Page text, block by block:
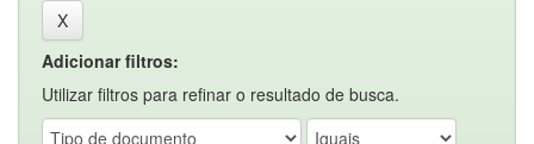
Adicionar filtros:
Utilizar filtros para refinar o resultado de busca.